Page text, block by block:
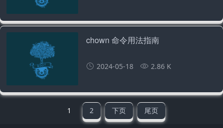
chown 命令用法指南
2024-05-18 2.86 K
1 2 下页 尾页